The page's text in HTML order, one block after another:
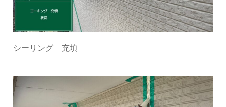
シーリング 充填